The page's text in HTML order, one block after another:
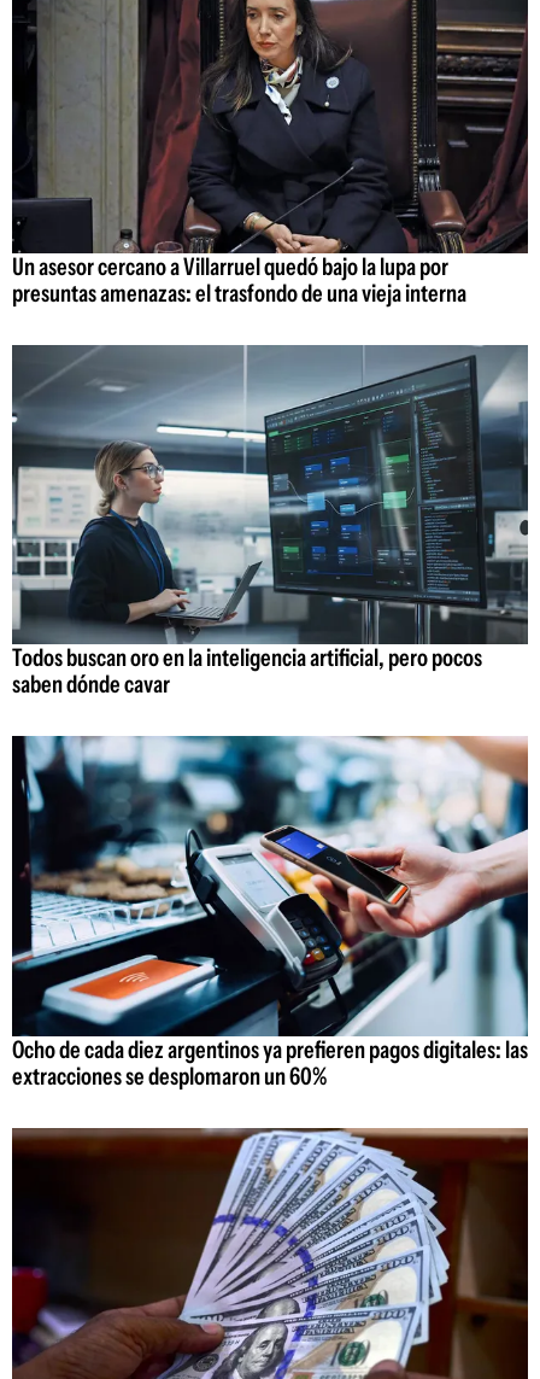
Un asesor cercano a Villarruel quedó bajo la lupa por
presuntas amenazas: el trasfondo de una vieja interna
Todos buscan oro en la inteligencia artificial, pero pocos
saben dónde cavar
Ocho de cada diez argentinos ya prefieren pagos digitales: las
extracciones se desplomaron un 60%